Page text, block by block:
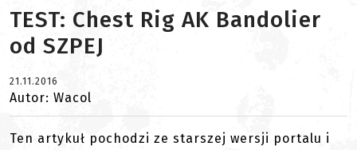
TEST: Chest Rig AK Bandolier
od SZPEJ
21.11.2016
Autor: Wacol
Ten artykuł pochodzi ze starszej wersji portalu i